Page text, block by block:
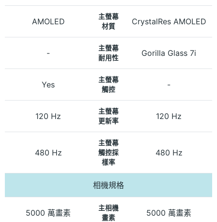
AMOLED
主螢幕
材質
CrystalRes AMOLED
-
主螢幕
耐用性
Gorilla Glass 7i
Yes
主螢幕
觸控
-
120 Hz
主螢幕
更新率
120 Hz
480 Hz
主螢幕
觸控採
樣率
480 Hz
相機規格
5000 萬畫素
主相機
畫素
5000 萬畫素